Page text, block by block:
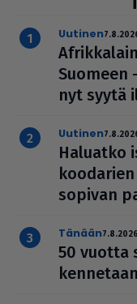
uutinen
Suomeen
nyt syytä
uutinen
Haluatko
sopivan
Tänään
50 vuotta